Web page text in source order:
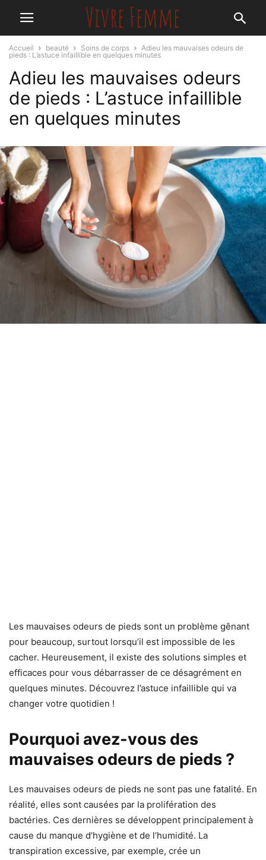
Accueil beauté Soins de corps
Adieu les mauvaises odeurs de
pieds : L’astuce infaillible en quelques minutes
Adieu les mauvaises odeurs
de pieds : L’astuce infaillible
en quelques minutes
Les mauvaises odeurs de pieds sont un problème gênant
pour beaucoup, surtout lorsqu’il est impossible de les
cacher. Heureusement, il existe des solutions simples et
efficaces pour vous débarrasser de ce désagrément en
quelques minutes. Découvrez l’astuce infaillible qui va
changer votre quotidien !
Pourquoi avez-vous des
mauvaises odeurs de pieds ?
Les mauvaises odeurs de pieds ne sont pas une fatalité. En
réalité, elles sont causées par la prolifération des
bactéries. Ces dernières se développent principalement à
cause du manque d’hygiène et de l’humidité. La
transpiration excessive, par exemple, crée un